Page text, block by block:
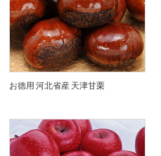
お徳用 河北省産 天津甘栗